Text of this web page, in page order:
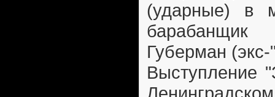
(ударные) в
Губерман
Выступление